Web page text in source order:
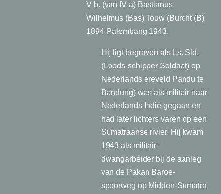
V b. (van IV a) Bastianus
Wilhelmus (Bas) Touw (Burcht (B)
1894-Palembang 1943.
Hij ligt begraven als Ls. Sld.
(Loods-schipper Soldaat) op
Nederlands ereveld Pandu te
Bandung) was als militair naar
Nederlands Indië gegaan en
had later lichters varen op een
Sumatraanse rivier. Hij kwam
1943 als militair-
dwangarbeider bij de aanleg
van de Pakan Baroe-
spoorweg op Midden-Sumatra